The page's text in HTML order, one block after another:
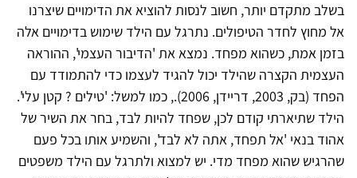
בשלב מתקדם יותר, חשוב לנסות להוציא את הדימויים שיצרנו
אל מחוץ לחדר הטיפולים. נתרגל עם הילד שימוש בדימויים אלה
בזמן אמת, כשהוא מפחד. נמצא את 'הדיבור העצמי', ההוראה
העצמית הקצרה שהילד יכול להגיד לעצמו כדי להתמודד עם
הפחד (בק, 2003, דריידן, 2006)., כמו למשל: 'טילים ? קטן עלי'.
הילד שתיארתי קודם לכן, שפחד להיות לבד, בחר את השיר של
אהוד בנאי 'אל תפחד, אתה לא לבד', והשמיע אותו בכל פעם
שהרגיש שהוא מפחד מדי. יש למצוא ולתרגל עם הילד משפטים